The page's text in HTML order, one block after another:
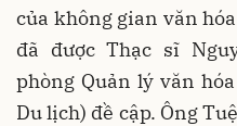
của không gian văn
đã được Thạc sĩ
phòng Quản lý văn
Du lịch) đề cập. Ông